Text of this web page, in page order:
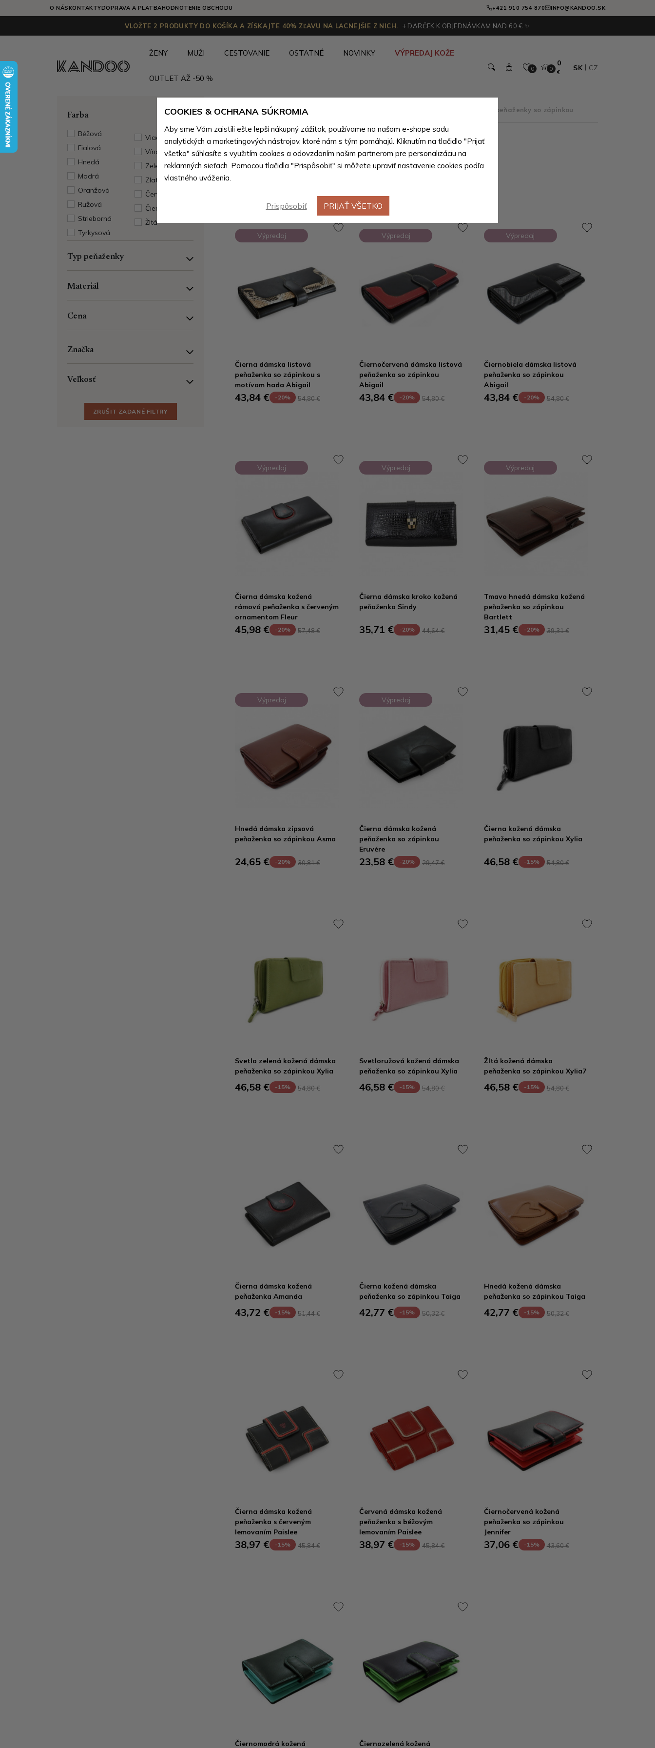
O NÁSKONTAKTYDOPRAVA A PLATBAHODNOTENIE OBCHODU +421 910 754 870 INFO@KANDOO.SK
VLOŽTE 2 PRODUKTY DO KOŠÍKA A ZÍSKAJTE 40% ZĽAVU NA LACNEJŠIE Z NICH. + DARČEK K OBJEDNÁVKAM NAD 60 € ✨
ŽENY MUŽI CESTOVANIE OSTATNÉ NOVINKY VÝPREDAJ KOŽE
OUTLET AŽ -50 %
0 0
0
€
SK CZ
Farba
Béžová
Fialová
Hnedá
Modrá
Oranžová
Ružová
Strieborná
Tyrkysová
Viacfarebná
Vínová
Zelená
Zlatá
Červená
Čierna
Žltá
Typ peňaženky
Materiál
Cena
Značka
Veľkosť
ZRUŠIT ZADANÉ FILTRY
Ženy
> Dámske peňaženky Dámske peňaženky so zápinkou
Dámske peňaženky so zápinkou (90 produktov)
Výpredaj
Čierna dámska listová
peňaženka so zápinkou s
motívom hada Abigail
43,84 € -20% 54,80 €
Výpredaj
Čiernočervená dámska listová
peňaženka so zápinkou
Abigail
43,84 € -20% 54,80 €
Výpredaj
Čiernobiela dámska listová
peňaženka so zápinkou
Abigail
43,84 € -20% 54,80 €
Výpredaj
Čierna dámska kožená
rámová peňaženka s červeným
ornamentom Fleur
45,98 € -20% 57,48 €
Výpredaj
Čierna dámska kroko kožená
peňaženka Sindy
35,71 € -20% 44,64 €
Výpredaj
Tmavo hnedá dámska kožená
peňaženka so zápinkou
Bartlett
31,45 € -20% 39,31 €
Výpredaj
Hnedá dámska zipsová
peňaženka so zápinkou Asmo
24,65 € -20% 30,81 €
Výpredaj
Čierna dámska kožená
peňaženka so zápinkou
Eruvére
23,58 € -20% 29,47 €
Čierna kožená dámska
peňaženka so zápinkou Xylia
46,58 € -15% 54,80 €
Svetlo zelená kožená dámska
peňaženka so zápinkou Xylia
46,58 € -15% 54,80 €
Svetloružová kožená dámska
peňaženka so zápinkou Xylia
46,58 € -15% 54,80 €
Žltá kožená dámska
peňaženka so zápinkou Xylia7
46,58 € -15% 54,80 €
Čierna dámska kožená
peňaženka Amanda
43,72 € -15% 51,44 €
Čierna kožená dámska
peňaženka so zápinkou Taiga
42,77 € -15% 50,32 €
Hnedá kožená dámska
peňaženka so zápinkou Taiga
42,77 € -15% 50,32 €
Čierna dámska kožená
peňaženka s červeným
lemovaním Paislee
38,97 € -15% 45,84 €
Červená dámska kožená
peňaženka s béžovým
lemovaním Paislee
38,97 € -15% 45,84 €
Čiernočervená kožená
peňaženka so zápinkou
Jennifer
37,06 € -15% 43,60 €
Čiernomodrá kožená Čiernozelená kožená
COOKIES & OCHRANA SÚKROMIA
Aby sme Vám zaistili ešte lepší nákupný zážitok, používame na našom e-shope sadu
analytických a marketingových nástrojov, ktoré nám s tým pomáhajú. Kliknutím na tlačidlo "Prijať
všetko" súhlasíte s využitím cookies a odovzdaním našim partnerom pre personalizáciu na
reklamných sieťach. Pomocou tlačidla "Prispôsobiť" si môžete upraviť nastavenie cookies podľa
vlastného uváženia.
Prispôsobiť PRIJAŤ VŠETKO